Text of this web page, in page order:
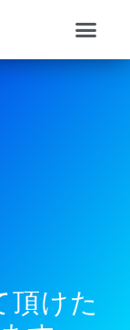
メ
ニ
ュ
頂けた